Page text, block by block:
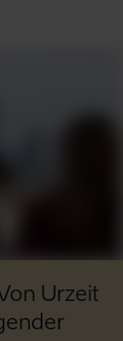
Urzeit